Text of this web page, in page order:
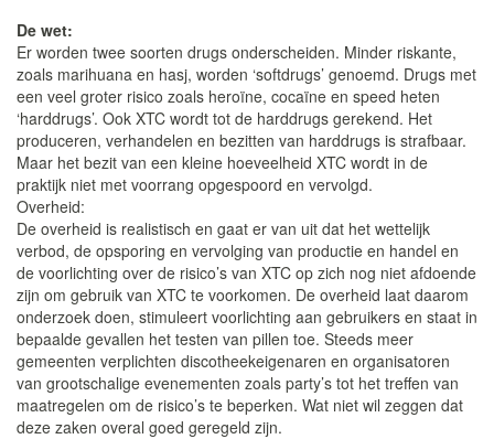
De wet:
Er worden twee soorten drugs onderscheiden. Minder riskante,
zoals marihuana en hasj, worden ‘softdrugs’ genoemd. Drugs met
een veel groter risico zoals heroïne, cocaïne en speed heten
‘harddrugs’. Ook XTC wordt tot de harddrugs gerekend. Het
produceren, verhandelen en bezitten van harddrugs is strafbaar.
Maar het bezit van een kleine hoeveelheid XTC wordt in de
praktijk niet met voorrang opgespoord en vervolgd.
Overheid:
De overheid is realistisch en gaat er van uit dat het wettelijk
verbod, de opsporing en vervolging van productie en handel en
de voorlichting over de risico’s van XTC op zich nog niet afdoende
zijn om gebruik van XTC te voorkomen. De overheid laat daarom
onderzoek doen, stimuleert voorlichting aan gebruikers en staat in
bepaalde gevallen het testen van pillen toe. Steeds meer
gemeenten verplichten discotheekeigenaren en organisatoren
van grootschalige evenementen zoals party’s tot het treffen van
maatregelen om de risico’s te beperken. Wat niet wil zeggen dat
deze zaken overal goed geregeld zijn.